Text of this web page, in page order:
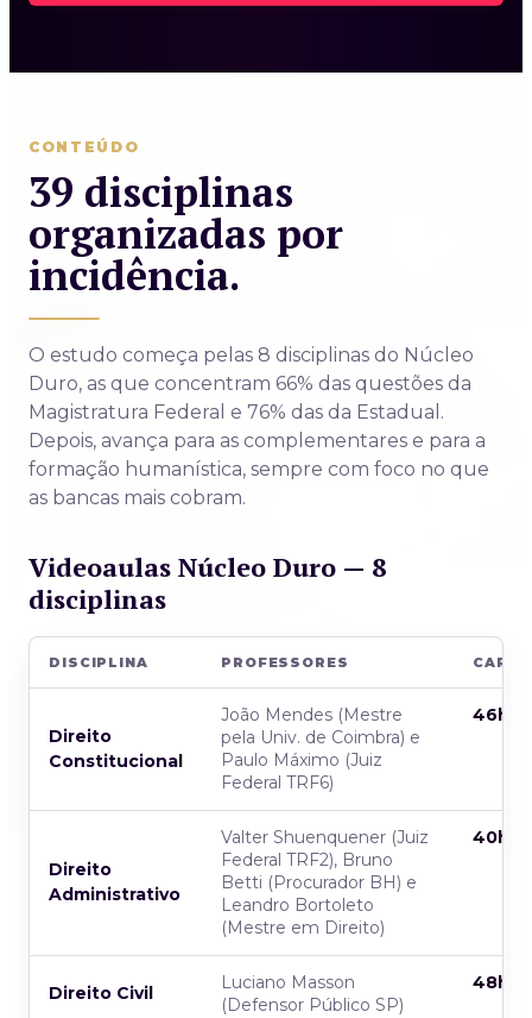
CONTEÚDO
39 disciplinas
organizadas por
incidência.
O estudo começa pelas 8 disciplinas do Núcleo
Duro, as que concentram 66% das questões da
Magistratura Federal e 76% das da Estadual.
Depois, avança para as complementares e para a
formação humanística, sempre com foco no que
as bancas mais cobram.
Videoaulas Núcleo Duro — 8
disciplinas
DISCIPLINA PROFESSORES CARGA
Direito
Constitucional
João Mendes (Mestre
pela Univ. de Coimbra) e
Paulo Máximo (Juiz
Federal TRF6)
46h
Direito
Administrativo
Valter Shuenquener (Juiz
Federal TRF2), Bruno
Betti (Procurador BH) e
Leandro Bortoleto
(Mestre em Direito)
40h
Direito Civil
Luciano Masson
(Defensor Público SP)
48h